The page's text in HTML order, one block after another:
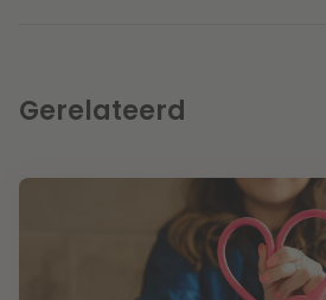
Gerelateerd